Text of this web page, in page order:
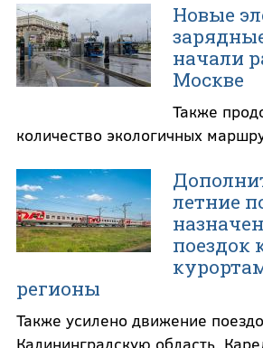
Новые
начали
Москве
Также
количество экологичных
летние
регионы
Также усилено движение
Калининградскую область,